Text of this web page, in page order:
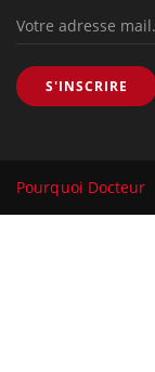
S'INSCRIRE
Pourquoi Docteur